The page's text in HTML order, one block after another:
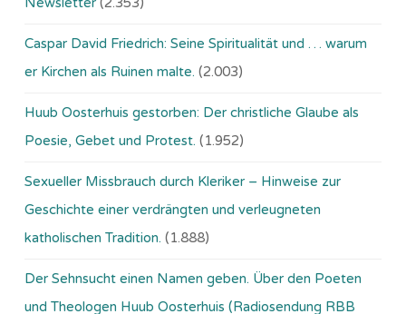
Caspar David Friedrich: Seine Spiritualität und … warum
er Kirchen als Ruinen malte. (2.003)
Huub Oosterhuis gestorben: Der christliche Glaube als
Poesie, Gebet und Protest. (1.952)
Sexueller Missbrauch durch Kleriker – Hinweise zur
Geschichte einer verdrängten und verleugneten
katholischen Tradition. (1.888)
Der Sehnsucht einen Namen geben. Über den Poeten
und Theologen Huub Oosterhuis (Ra­dio­sen­dung RBB